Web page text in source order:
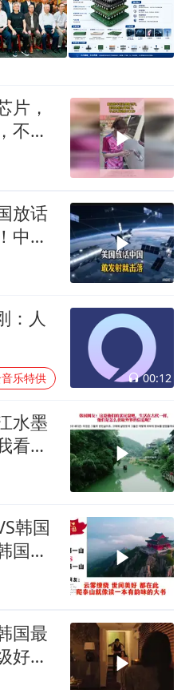
片，
不点
放话
中方
：人
乐特供 00:12
水墨
看见
韩国
国土
国最
好